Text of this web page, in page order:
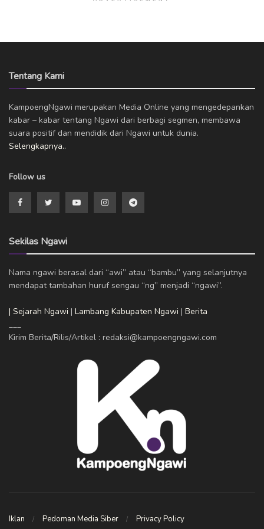
Tentang Kami
KampoengNgawi merupakan Media Online yang mengedepankan
kabar – kabar tentang Ngawi dari berbagi segmen, membawa
suara positif dan mendidik dari Ngawi untuk dunia.
Selengkapnya..
Follow us
Sekilas Ngawi
Nama ngawi berasal dari “awi” atau “bambu” yang selanjutnya
mendapat tambahan huruf sengau “ng” menjadi “ngawi”.
| Sejarah Ngawi | Lambang Kabupaten Ngawi | Berita
Kirim Berita/Rilis/Artikel : redaksi@kampoengngawi.com
Iklan Pedoman Media Siber Privacy Policy